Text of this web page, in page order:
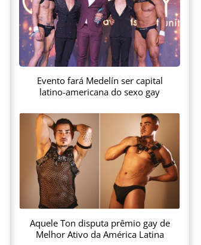
Evento fará Medelín ser capital
latino-americana do sexo gay
Aquele Ton disputa prêmio gay de
Melhor Ativo da América Latina